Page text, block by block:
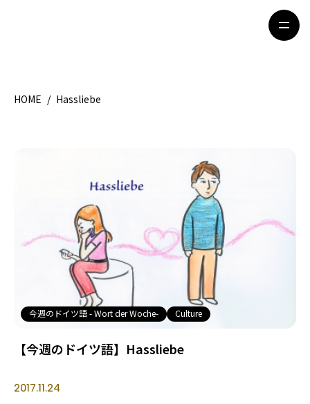
HOME
留学＆キャリア
ライフスタイル
著者一覧
ライター募集
HOME / Hassliebe
今週のドイツ語 - Wort der Woche- Culture
【今週のドイツ語】Hassliebe
2017.11.24